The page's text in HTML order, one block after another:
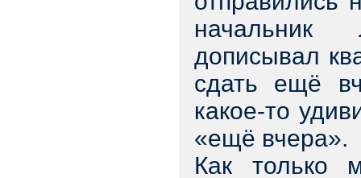
начальник
дописывал
сдать ещё
какое-то
«ещё вчера».
Как только